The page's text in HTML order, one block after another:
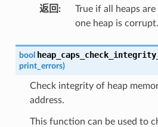
返回 :
True if all heaps
one heap is corrupt.
bool
print_errors)
Check integrity of heap
address.
This function can be used to